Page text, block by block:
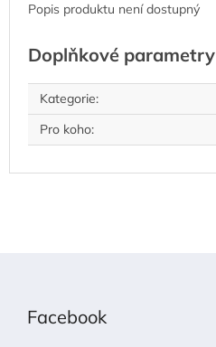
Popis produktu není dostupný
Doplňkové parametry
Kategorie:
Pro koho:
Facebook